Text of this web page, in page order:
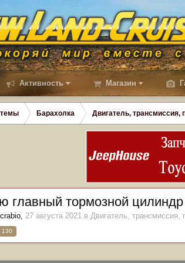
Активность Магазин
Барахолка Двигатель, трансмиссия,
главный тормозной цилиндр
, 27 августа 2021 в Двигатель, трансмиссия,
130